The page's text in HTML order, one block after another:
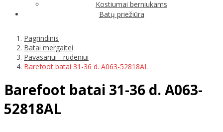
Kostiumai berniukams
Batų priežiūra
Pagrindinis
Batai mergaitei
Pavasariui - rudeniui
Barefoot batai 31-36 d. A063-52818AL
Barefoot batai 31-36 d. A063-
52818AL